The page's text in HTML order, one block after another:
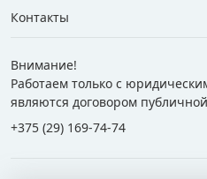
Контакты
Внимание!
Работаем только с
являются договором
+375 (29) 169-74-74